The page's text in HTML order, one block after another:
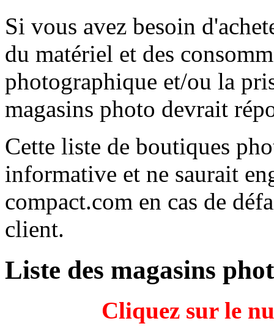
Si vous avez besoin
du matériel et des
photographique et/ou la
magasins photo devrait
Cette liste de boutiques
informative et ne saurait
compact.com en cas de
client.
Liste des magasins
Cliquez sur le